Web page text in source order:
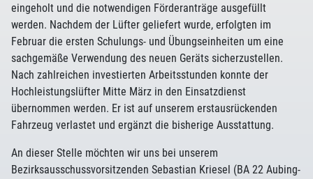
eingeholt und die notwendigen Förderanträge ausgefüllt
werden. Nachdem der Lüfter geliefert wurde, erfolgten im
Februar die ersten Schulungs- und Übungseinheiten um eine
sachgemäße Verwendung des neuen Geräts sicherzustellen.
Nach zahlreichen investierten Arbeitsstunden konnte der
Hochleistungslüfter Mitte März in den Einsatzdienst
übernommen werden. Er ist auf unserem erstausrückenden
Fahrzeug verlastet und ergänzt die bisherige Ausstattung.
An dieser Stelle möchten wir uns bei unserem
Bezirksausschussvorsitzenden Sebastian Kriesel (BA 22 Aubing-